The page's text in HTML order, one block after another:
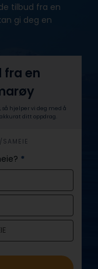
tilbud fra en
gi deg en
fra en
så hjelper vi deg med å
ditt oppdrag.
SAMEIE
*